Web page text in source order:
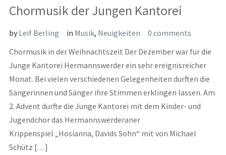
Chormusik der Jungen Kantorei
byLeif Berling in Musik, Neuigkeiten
0 comments
Chormusik in der Weihnachtszeit Der Dezember war für die
Junge Kantorei Hermannswerder ein sehr ereignisreicher
Monat. Bei vielen verschiedenen Gelegenheiten durften die
Sängerinnen und Sänger ihre Stimmen erklingen lassen. Am
2. Advent durfte die Junge Kantorei mit dem Kinder- und
Jugendchor das Hermannswerderaner
Krippenspiel „Hosianna, Davids Sohn“ mit von Michael
Schütz […]